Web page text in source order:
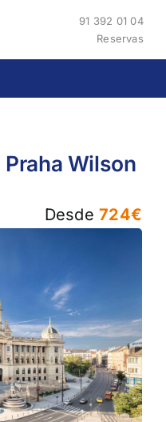
91 392 01 04
Reservas
Wilson
Desde724€